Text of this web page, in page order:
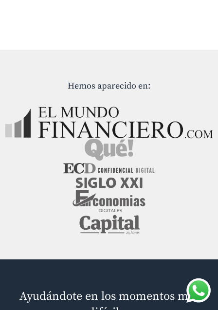
Hemos aparecido en:
Ayudándote en los momentos más